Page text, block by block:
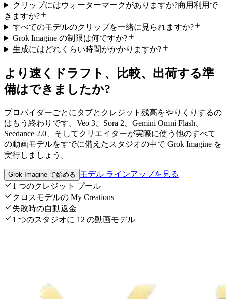
クリップにはウォーターマークがありますか?商用利用で
きますか?
すべてのモデルのクリップを一緒に見られますか?
Grok Imagine の制限は何ですか?
生成にはどれくらい時間がかかりますか?
より速くドラフト、比較、出荷する準
備はできましたか?
プロバイダーごとにタブとクレジット残高をやりくりするの
はもう終わりです。Veo 3、Sora 2、Gemini Omni Flash、
Seedance 2.0、そしてクリエイターが実際に使う他のすべて
の動画モデルをすでに備えたスタジオの中で Grok Imagine を
実行しましょう。
Grok Imagine で始める
モデル ラインアップを見る
1 つのクレジット プール
クロスモデルの My Creations
失敗時の自動返金
1 つのスタジオに 12 の動画モデル